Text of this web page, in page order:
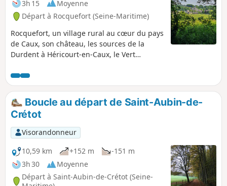
3h 15
Moyenne
Départ à Rocquefort (Seine-Maritime)
Rocquefort, un village rural au cœur du pays
de Caux, son château, les sources de la
Durdent à Héricourt-en-Caux, le Vert
des bois.
Boucle au départ de Saint-Aubin-de-
Crétot
Visorandonneur
10,59 km
+152 m
-151 m
3h 30
Moyenne
Départ à Saint-Aubin-de-Crétot (Seine-